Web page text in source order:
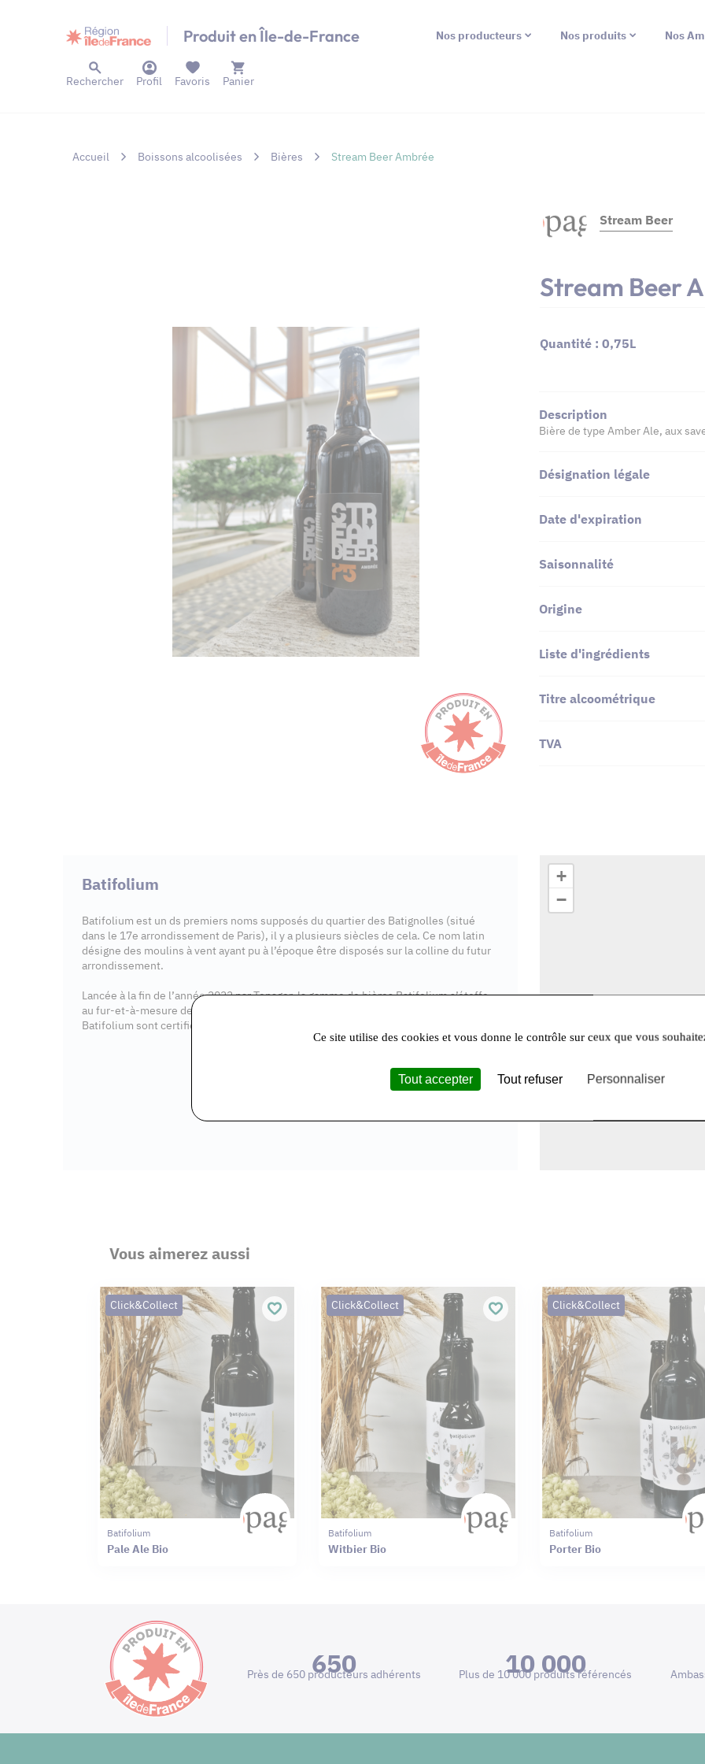
Produit en Île-de-France Nos producteurs Nos produits Nos
Rechercher Profil Panier
Favoris
Accueil Boissons alcoolisées Bières Stream Beer Ambrée
Stream Beer
Stream Beer
Quantité : 0,75L
Description
Bière de type Amber Ale, aux
Désignation légale
Date d'expiration
Saisonnalité
Origine
Liste d'ingrédients
Titre alcoométrique
TVA
Batifolium
Batifolium est un ds premiers noms supposés du quartier des Batignolles (situé
dans le 17e arrondissement de Paris), il y a plusieurs siècles de cela. Ce nom latin
désigne des moulins à vent ayant pu à l’époque être disposés sur la colline du futur
arrondissement.
Lancée à la fin de l’année 2022 par Topager, la gamme de bières Batifolium s’étoffe
au fur-et-à-mesure des recettes créées par Charly, brasseur. Et d'ailleurs, les bières
Batifolium sont certifiées bio.
+
−
Vous aimerez aussi
Click&Collect
Batifolium
Pale Ale Bio
Click&Collect
Batifolium
Witbier Bio
Click&Collect
Batifolium
Porter Bio
650
Près de 650 producteurs adhérents 10 000
Plus de 10 000 produits référencés
Ce site utilise des cookies et vous donne le contrôle sur ceux que vous
Tout accepter Tout refuser Personnaliser